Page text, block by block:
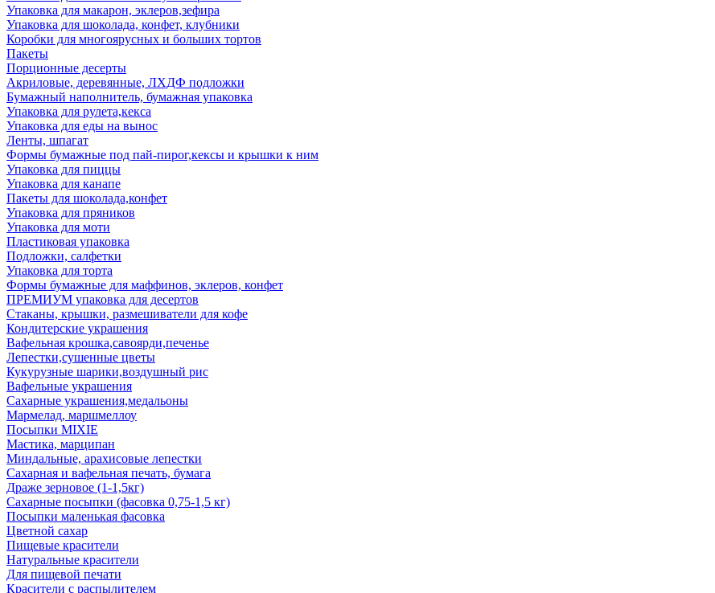
Упаковка для макарон, эклеров,зефира
Упаковка для шоколада, конфет, клубники
Коробки для многоярусных и больших тортов
Пакеты
Порционные десерты
Акриловые, деревянные, ЛХДФ подложки
Бумажный наполнитель, бумажная упаковка
Упаковка для рулета,кекса
Упаковка для еды на вынос
Ленты, шпагат
Формы бумажные под пай-пирог,кексы и крышки к ним
Упаковка для пиццы
Упаковка для канапе
Пакеты для шоколада,конфет
Упаковка для пряников
Упаковка для моти
Пластиковая упаковка
Подложки, салфетки
Упаковка для торта
Формы бумажные для маффинов, эклеров, конфет
ПРЕМИУМ упаковка для десертов
Стаканы, крышки, размешиватели для кофе
Кондитерские украшения
Вафельная крошка,савоярди,печенье
Лепестки,сушенные цветы
Кукурузные шарики,воздушный рис
Вафельные украшения
Сахарные украшения,медальоны
Мармелад, маршмеллоу
Посыпки MIXIE
Мастика, марципан
Миндальные, арахисовые лепестки
Сахарная и вафельная печать, бумага
Драже зерновое (1-1,5кг)
Сахарные посыпки (фасовка 0,75-1,5 кг)
Посыпки маленькая фасовка
Цветной сахар
Пищевые красители
Натуральные красители
Для пищевой печати
Красители с распылителем